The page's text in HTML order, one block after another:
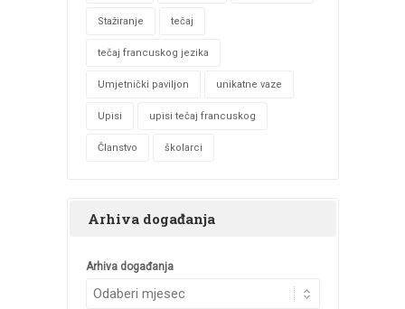
Stažiranje tečaj
tečaj francuskog jezika
Umjetnički paviljon unikatne vaze
Upisi upisi tečaj francuskog
Članstvo školarci
Arhiva događanja
Arhiva događanja